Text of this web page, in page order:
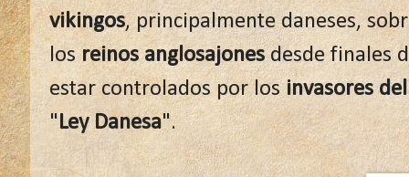
vikingos, principalmente daneses,
losreinos anglosajonesdesde finales
estar controlados por losinvasores
"Ley Danesa".